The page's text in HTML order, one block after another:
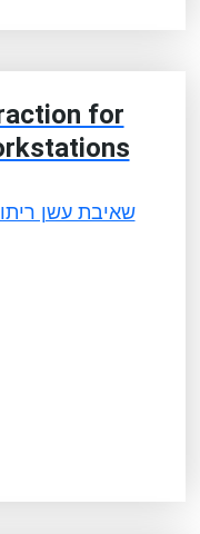
for
שאיבת עשן